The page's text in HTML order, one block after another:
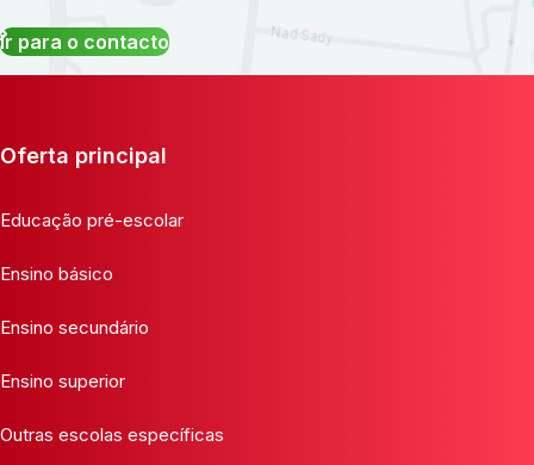
Ir para o contacto
Oferta principal
Educação pré-escolar
Ensino básico
Ensino secundário
Ensino superior
Outras escolas específicas